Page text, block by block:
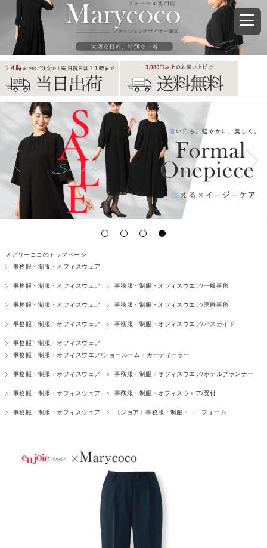
メアリーココのトップページ
事務服・制服・オフィスウェア
事務服・制服・オフィスウェア 事務服・制服・オフィスウエア/一般事務
事務服・制服・オフィスウェア 事務服・制服・オフィスウエア/医療事務
事務服・制服・オフィスウェア 事務服・制服・オフィスウエア/バスガイド
事務服・制服・オフィスウェア
事務服・制服・オフィスウエア/ショールーム・カーディーラー
事務服・制服・オフィスウェア 事務服・制服・オフィスウエア/ホテルプランナー
事務服・制服・オフィスウェア 事務服・制服・オフィスウエア/受付
事務服・制服・オフィスウェア 〔ジョア〕事務服・制服・ユニフォーム